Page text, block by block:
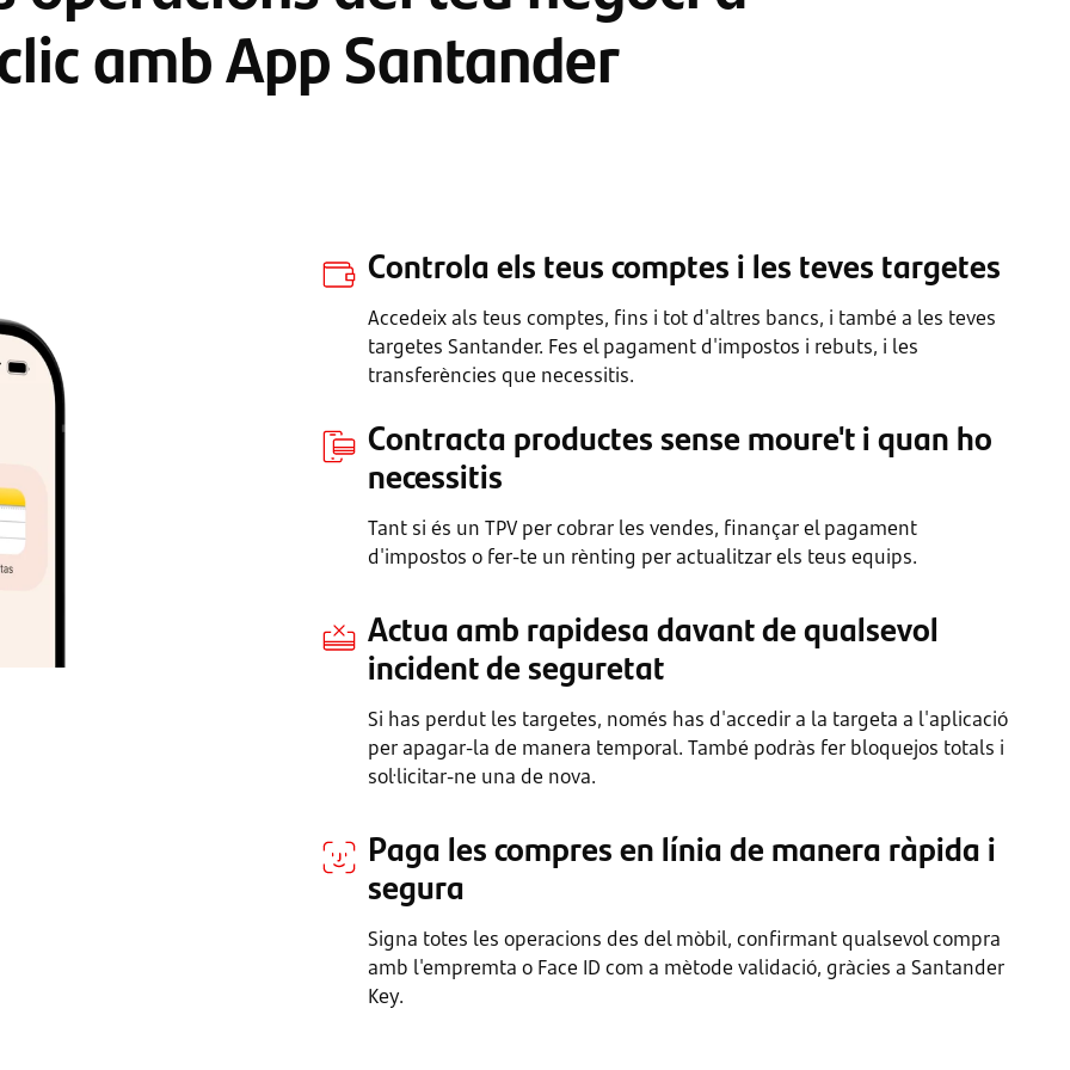
amb App Santander
Controla els teus comptes i les teves targetes
Accedeix als teus comptes, fins i tot d'altres bancs, i també a les teves
targetes Santander. Fes el pagament d'impostos i rebuts, i les
transferències que necessitis.
Contracta productes sense moure't i quan ho
necessitis
Tant si és un TPV per cobrar les vendes, finançar el pagament
d'impostos o fer-te un rènting per actualitzar els teus equips.
Actua amb rapidesa davant de qualsevol
incident de seguretat
Si has perdut les targetes, només has d'accedir a la targeta a l'aplicació
per apagar-la de manera temporal. També podràs fer bloquejos totals i
sol·licitar-ne una de nova.
Paga les compres en línia de manera ràpida i
segura
Signa totes les operacions des del mòbil, confirmant qualsevol compra
amb l'empremta o Face ID com a mètode validació, gràcies a Santander
Key.